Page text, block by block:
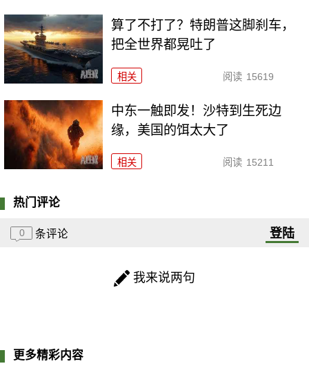
算了不打了？特朗普这脚刹车，
把全世界都晃吐了
相关 阅读 15619
中东一触即发！沙特到生死边
缘，美国的饵太大了
相关 阅读 15211
热门评论
0 条评论 登陆
我来说两句
更多精彩内容